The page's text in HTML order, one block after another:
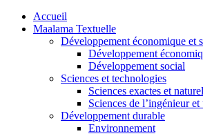
Accueil
Maalama Textuelle
Développement économique et
Développement
Développement social
Sciences et technologies
Sciences exactes et
Sciences de l’ingénieur
Développement durable
Environnement